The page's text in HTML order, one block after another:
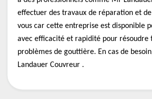
effectuer des travaux de réparation et
vous car cette entreprise est disponible
avec efficacité et rapidité pour résoudre
problèmes de gouttière. En cas de
Landauer Couvreur .